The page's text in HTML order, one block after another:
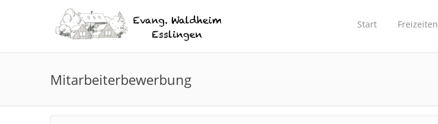
Start Freizeiten
Mitarbeiterbewerbung